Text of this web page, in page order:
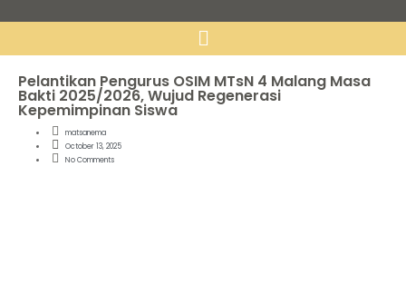
Pelantikan Pengurus OSIM MTsN 4 Malang Masa
Bakti 2025/2026, Wujud Regenerasi
Kepemimpinan Siswa
matsanema
October 13, 2025
No Comments